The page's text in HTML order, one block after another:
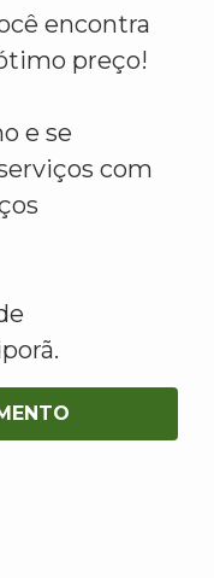
encontra
preço!
e se
com